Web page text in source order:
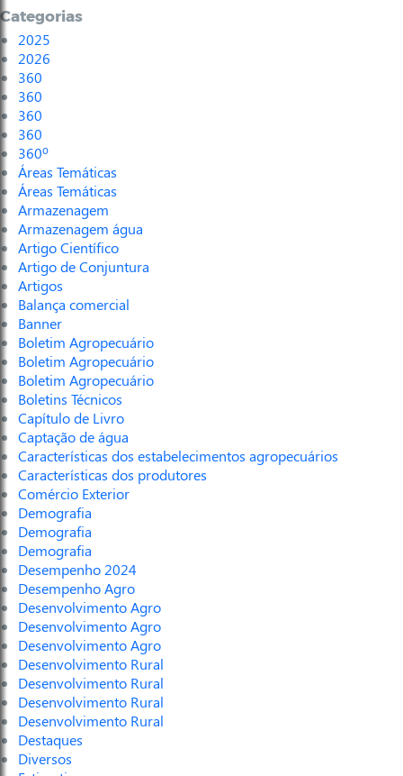
Categorias
2025
2026
360
360
360
360
360º
Áreas Temáticas
Áreas Temáticas
Armazenagem
Armazenagem água
Artigo Científico
Artigo de Conjuntura
Artigos
Balança comercial
Banner
Boletim Agropecuário
Boletim Agropecuário
Boletim Agropecuário
Boletins Técnicos
Capítulo de Livro
Captação de água
Características dos estabelecimentos agropecuários
Características dos produtores
Comércio Exterior
Demografia
Demografia
Demografia
Desempenho 2024
Desempenho Agro
Desenvolvimento Agro
Desenvolvimento Agro
Desenvolvimento Agro
Desenvolvimento Rural
Desenvolvimento Rural
Desenvolvimento Rural
Desenvolvimento Rural
Destaques
Diversos